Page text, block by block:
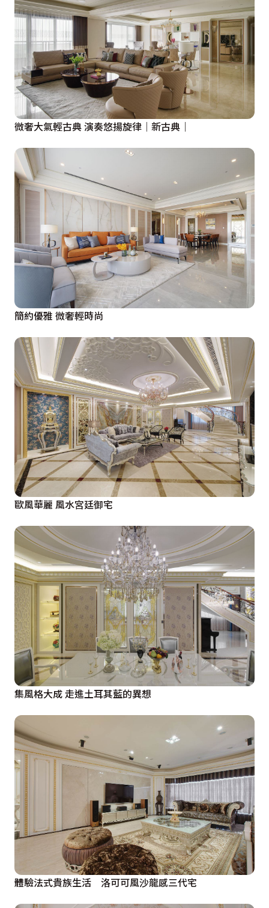
微奢大氣輕古典 演奏悠揚旋律｜新古典｜
簡約優雅 微奢輕時尚
歐風華麗 風水宮廷御宅
集風格大成 走進土耳其藍的異想
體驗法式貴族生活 洛可可風沙龍感三代宅